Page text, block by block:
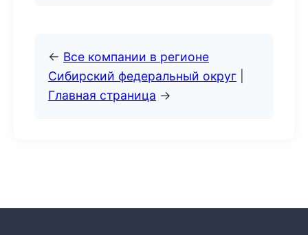
← Все компании в регионе
Сибирский федеральный округ
Главная страница →